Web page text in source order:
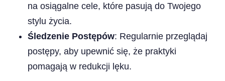
na osiągalne cele, które pasują do Twojego
stylu życia.
Śledzenie Postępów: Regularnie przeglądaj
postępy, aby upewnić się, że praktyki
pomagają w redukcji lęku.